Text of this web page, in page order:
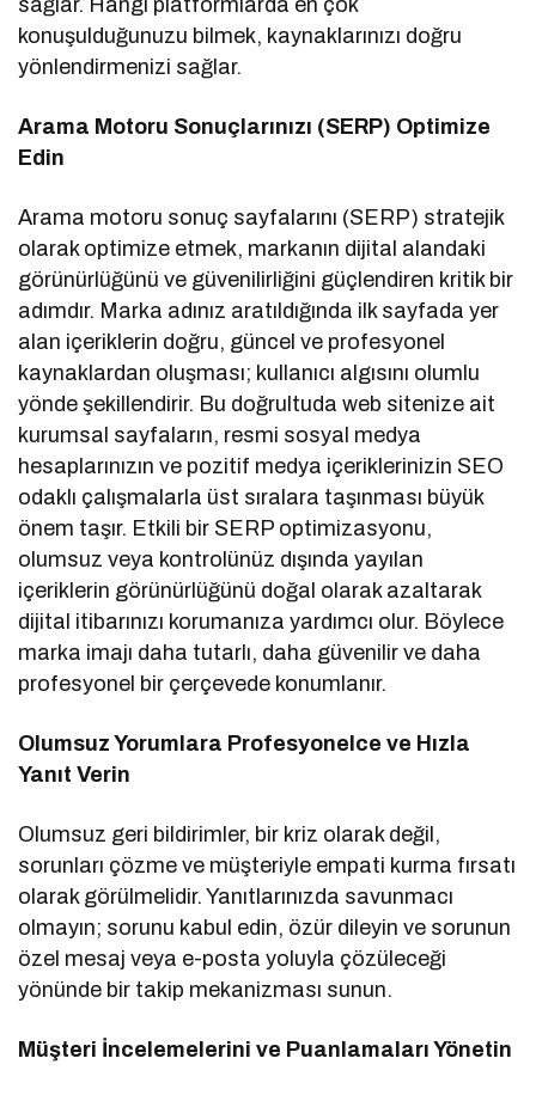
konuşulduğunuzu bilmek, kaynaklarınızı doğru
yönlendirmenizi sağlar.
Arama Motoru Sonuçlarınızı (SERP) Optimize
Edin
Arama motoru sonuç sayfalarını (SERP) stratejik
olarak optimize etmek, markanın dijital alandaki
görünürlüğünü ve güvenilirliğini güçlendiren kritik bir
adımdır. Marka adınız aratıldığında ilk sayfada yer
alan içeriklerin doğru, güncel ve profesyonel
kaynaklardan oluşması; kullanıcı algısını olumlu
yönde şekillendirir. Bu doğrultuda web sitenize ait
kurumsal sayfaların, resmi sosyal medya
hesaplarınızın ve pozitif medya içeriklerinizin SEO
odaklı çalışmalarla üst sıralara taşınması büyük
önem taşır. Etkili bir SERP optimizasyonu,
olumsuz veya kontrolünüz dışında yayılan
içeriklerin görünürlüğünü doğal olarak azaltarak
dijital itibarınızı korumanıza yardımcı olur. Böylece
marka imajı daha tutarlı, daha güvenilir ve daha
profesyonel bir çerçevede konumlanır.
Olumsuz Yorumlara Profesyonelce ve Hızla
Yanıt Verin
Olumsuz geri bildirimler, bir kriz olarak değil,
sorunları çözme ve müşteriyle empati kurma fırsatı
olarak görülmelidir. Yanıtlarınızda savunmacı
olmayın; sorunu kabul edin, özür dileyin ve sorunun
özel mesaj veya e-posta yoluyla çözüleceği
yönünde bir takip mekanizması sunun.
Müşteri İncelemelerini ve Puanlamaları Yönetin